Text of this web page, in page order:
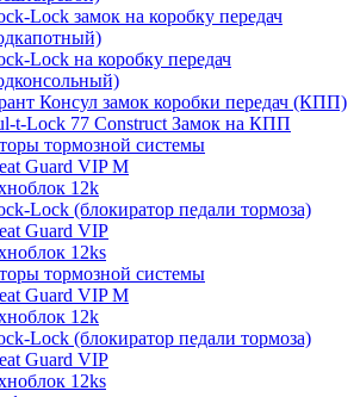
Lock замок на коробку передач
Lock на коробку передач
Консул замок коробки передач (КПП)
t-Lock 77 Construct Замок на КПП
тормозной системы
Guard VIP M
12k
Lock (блокиратор педали тормоза)
Guard VIP
12ks
тормозной системы
Guard VIP M
12k
Lock (блокиратор педали тормоза)
Guard VIP
12ks